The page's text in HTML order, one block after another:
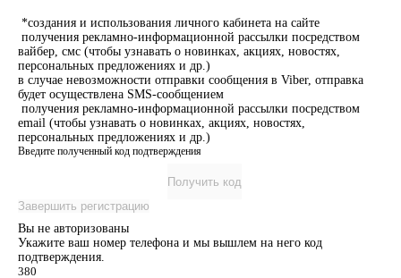
*создания и использования личного кабинета на сайте
получения рекламно-информационной рассылки посредством
вайбер, смс (чтобы узнавать о новинках, акциях, новостях,
персональных предложениях и др.)
в случае невозможности отправки сообщения в Viber, отправка
будет осуществлена SMS-сообщением
получения рекламно-информационной рассылки посредством
email (чтобы узнавать о новинках, акциях, новостях,
персональных предложениях и др.)
Введите полученный код подтверждения
Получить код
Завершить регистрацию
Вы не авторизованы
Укажите ваш номер телефона и мы вышлем на него код
подтверждения.